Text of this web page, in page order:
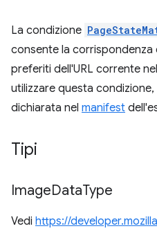
La condizione
consente la
preferiti dell'URL corrente
utilizzare questa
dichiarata nel manifest
Tipi
ImageDataType
Vedi https://